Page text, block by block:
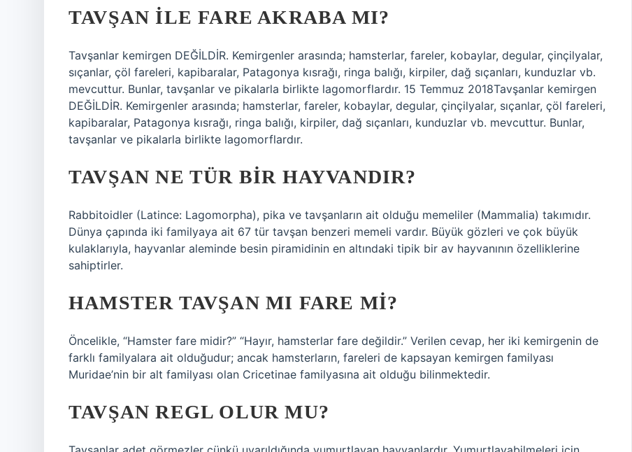
TAVŞAN ILE FARE AKRABA MI?
Tavşanlar kemirgen DEĞİLDİR. Kemirgenler arasında; hamsterlar, fareler, kobaylar, degular, çinçilyalar,
sıçanlar, çöl fareleri, kapibaralar, Patagonya kısrağı, ringa balığı, kirpiler, dağ sıçanları, kunduzlar vb.
mevcuttur. Bunlar, tavşanlar ve pikalarla birlikte lagomorflardır. 15 Temmuz 2018Tavşanlar kemirgen
DEĞİLDİR. Kemirgenler arasında; hamsterlar, fareler, kobaylar, degular, çinçilyalar, sıçanlar, çöl fareleri,
kapibaralar, Patagonya kısrağı, ringa balığı, kirpiler, dağ sıçanları, kunduzlar vb. mevcuttur. Bunlar,
tavşanlar ve pikalarla birlikte lagomorflardır.
TAVŞAN NE TÜR BIR HAYVANDIR?
Rabbitoidler (Latince: Lagomorpha), pika ve tavşanların ait olduğu memeliler (Mammalia) takımıdır.
Dünya çapında iki familyaya ait 67 tür tavşan benzeri memeli vardır. Büyük gözleri ve çok büyük
kulaklarıyla, hayvanlar aleminde besin piramidinin en altındaki tipik bir av hayvanının özelliklerine
sahiptirler.
HAMSTER TAVŞAN MI FARE MI?
Öncelikle, “Hamster fare midir?” “Hayır, hamsterlar fare değildir.” Verilen cevap, her iki kemirgenin de
farklı familyalara ait olduğudur; ancak hamsterların, fareleri de kapsayan kemirgen familyası
Muridae’nin bir alt familyası olan Cricetinae familyasına ait olduğu bilinmektedir.
TAVŞAN REGL OLUR MU?